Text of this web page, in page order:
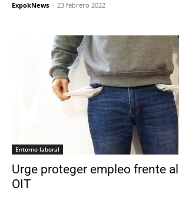
ExpokNews - 23 febrero 2022
Entorno laboral
Urge proteger empleo frente
OIT